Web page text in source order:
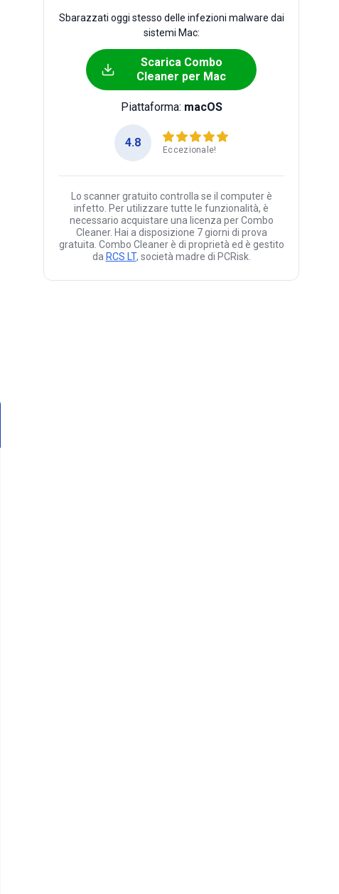
Sbarazzati oggi stesso delle infezioni malware dai
sistemi Mac:
Scarica Combo
Cleaner per Mac
Piattaforma: macOS
4.8
Eccezionale!
Lo scanner gratuito controlla se il computer è
infetto. Per utilizzare tutte le funzionalità, è
necessario acquistare una licenza per Combo
Cleaner. Hai a disposizione 7 giorni di prova
gratuita. Combo Cleaner è di proprietà ed è gestito
da RCS LT, società madre di PCRisk.